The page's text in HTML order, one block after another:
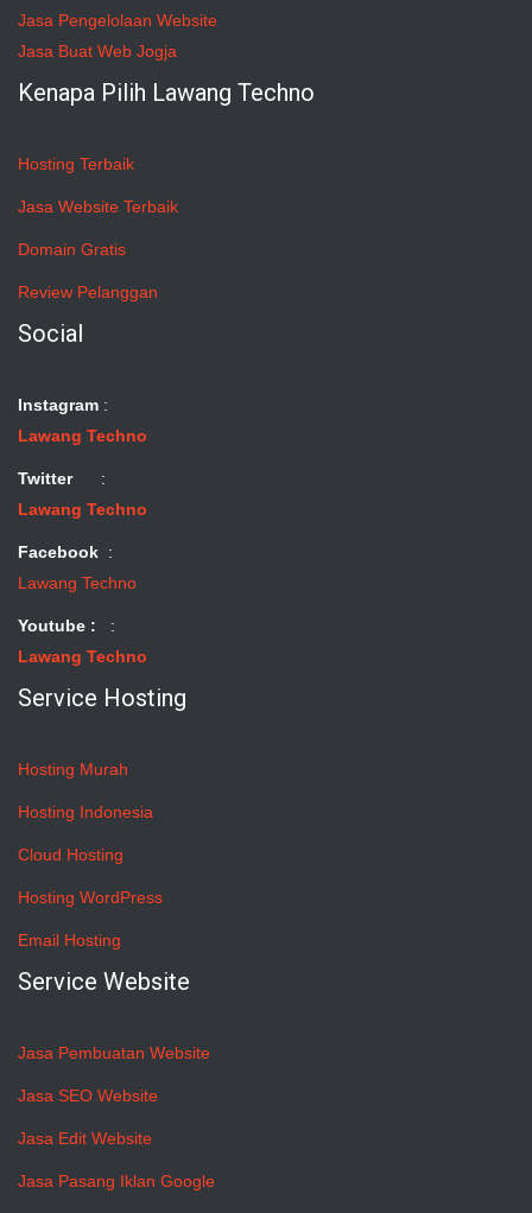
Jasa Pengelolaan Website
Jasa Buat Web Jogja
Kenapa Pilih Lawang Techno
Hosting Terbaik
Jasa Website Terbaik
Domain Gratis
Review Pelanggan
Social
Instagram :
Lawang Techno
Twitter:
Lawang Techno
Facebook :
Lawang Techno
Youtube :
:
Lawang Techno
Service Hosting
Hosting Murah
Hosting Indonesia
Cloud Hosting
Hosting WordPress
Email Hosting
Service Website
Jasa Pembuatan Website
Jasa SEO Website
Jasa Edit Website
Jasa Pasang Iklan Google